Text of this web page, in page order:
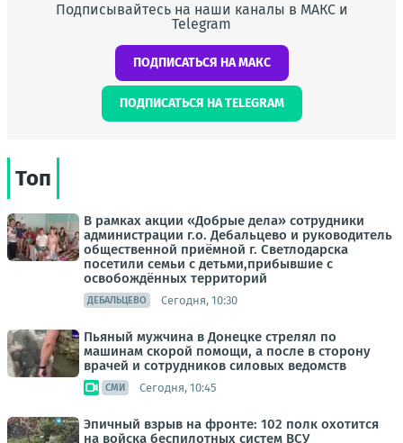
Подписывайтесь на наши каналы в МАКС и
Telegram
ПОДПИСАТЬСЯ НА МАКС
ПОДПИСАТЬСЯ НА TELEGRAM
Топ
В рамках акции «Добрые дела» сотрудники
администрации г.о. Дебальцево и руководитель
общественной приёмной г. Светлодарска
посетили семьи с детьми,прибывшие с
освобождённых территорий
ДЕБАЛЬЦЕВО Сегодня, 10:30
Пьяный мужчина в Донецке стрелял по
машинам скорой помощи, а после в сторону
врачей и сотрудников силовых ведомств
СМИ Сегодня, 10:45
Эпичный взрыв на фронте: 102 полк охотится
на войска беспилотных систем ВСУ